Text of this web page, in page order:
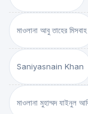
মাওলানা আবু তাহের মিসবাহ
Saniyasnain Khan
মাওলানা মুহাম্মদ যাইনুল